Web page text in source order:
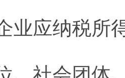
业应纳税所